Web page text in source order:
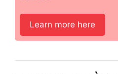
Learn more here